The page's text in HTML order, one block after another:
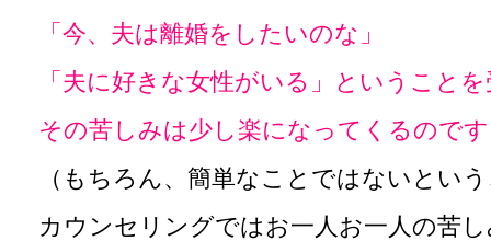
「今、夫は離婚をしたいのな」
「夫に好きな女性がいる」ということ
その苦しみは少し楽になってくるので
（もちろん、簡単なことではないとい
カウンセリングではお一人お一人の苦